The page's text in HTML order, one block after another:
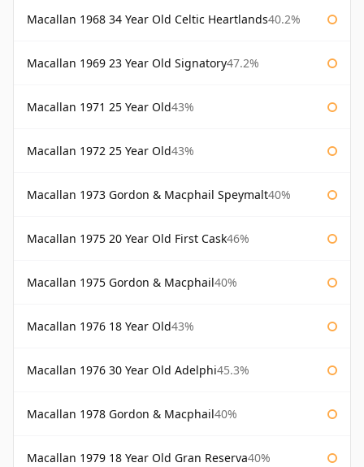
Macallan 1968 34 Year Old Celtic Heartlands40.2%
Macallan 1969 23 Year Old Signatory47.2%
Macallan 1971 25 Year Old43%
Macallan 1972 25 Year Old43%
Macallan 1973 Gordon & Macphail Speymalt40%
Macallan 1975 20 Year Old First Cask46%
Macallan 1975 Gordon & Macphail40%
Macallan 1976 18 Year Old43%
Macallan 1976 30 Year Old Adelphi45.3%
Macallan 1978 Gordon & Macphail40%
Macallan 1979 18 Year Old Gran Reserva40%